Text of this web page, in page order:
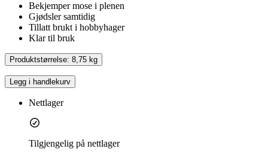
Bekjemper mose i plenen
Gjødsler samtidig
Tillatt brukt i hobbyhager
Klar til bruk
Produktstørrelse: 8,75 kg
Legg i handlekurv
Nettlager
Tilgjengelig på nettlager